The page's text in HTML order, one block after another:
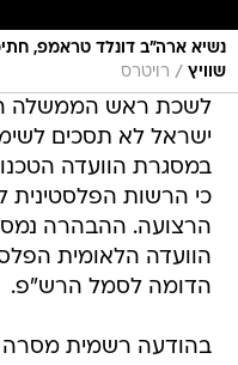
נשיא ארה"ב דונלד טראמפ,
שוויץ / רויטרס
לשכת ראש הממשלה
ישראל לא תסכים
במסגרת הוועדה
כי הרשות הפלסטינית
הרצועה. ההבהרה
הדומה לסמל הרש"פ.
בהודעה רשמית